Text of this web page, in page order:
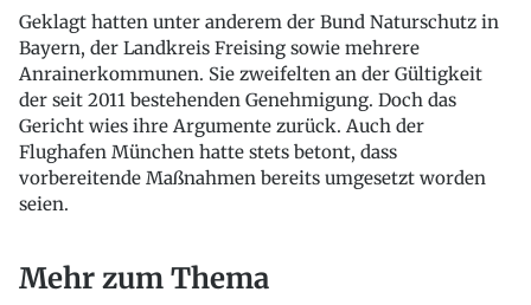
Geklagt hatten unter anderem der Bund Naturschutz in
Bayern, der Landkreis Freising sowie mehrere
Anrainerkommunen. Sie zweifelten an der Gültigkeit
der seit 2011 bestehenden Genehmigung. Doch das
Gericht wies ihre Argumente zurück. Auch der
Flughafen München hatte stets betont, dass
vorbereitende Maßnahmen bereits umgesetzt worden
seien.
Mehr zum Thema